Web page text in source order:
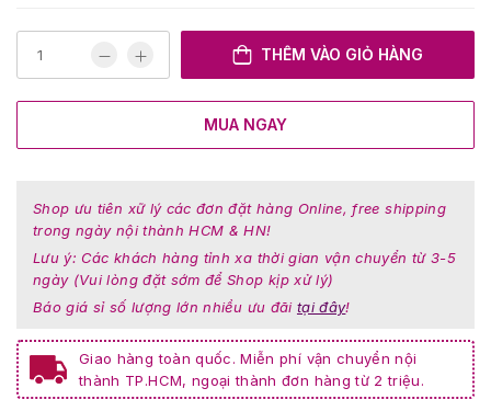
THÊM VÀO GIỎ HÀNG
MUA NGAY
Shop ưu tiên xữ lý các đơn đặt hàng Online, free shipping
trong ngày nội thành HCM & HN!
Lưu ý: Các khách hàng tỉnh xa thời gian vận chuyển từ 3-5
ngày (Vui lòng đặt sớm để Shop kịp xử lý)
Báo giá sỉ số lượng lớn nhiều ưu đãi tại đây!
Giao hàng toàn quốc. Miễn phí vận chuyển nội
thành TP.HCM, ngoại thành đơn hàng từ 2 triệu.